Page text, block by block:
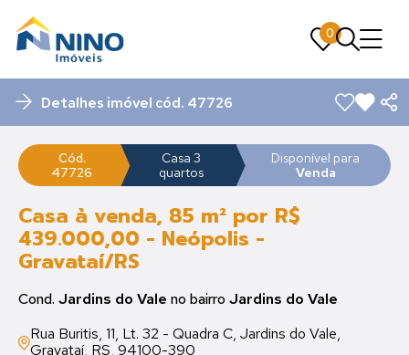
0
0
Detalhes imóvel cód. 47726
Cód.
47726
Casa 3
quartos
Disponível para
Venda
Casa à venda, 85 m² por R$
439.000,00 - Neópolis -
Gravataí/RS
Cond. Jardins do Vale no bairro Jardins do Vale
Rua Buritis, 11, Lt. 32 - Quadra C, Jardins do Vale,
Gravataí, RS, 94100-390